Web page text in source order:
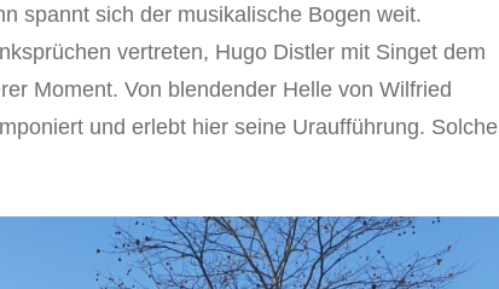
spannt sich der musikalische Bogen weit.
vertreten, Hugo Distler mit Singet dem
Moment. Von blendender Helle von Wilfried
und erlebt hier seine Uraufführung. Solche